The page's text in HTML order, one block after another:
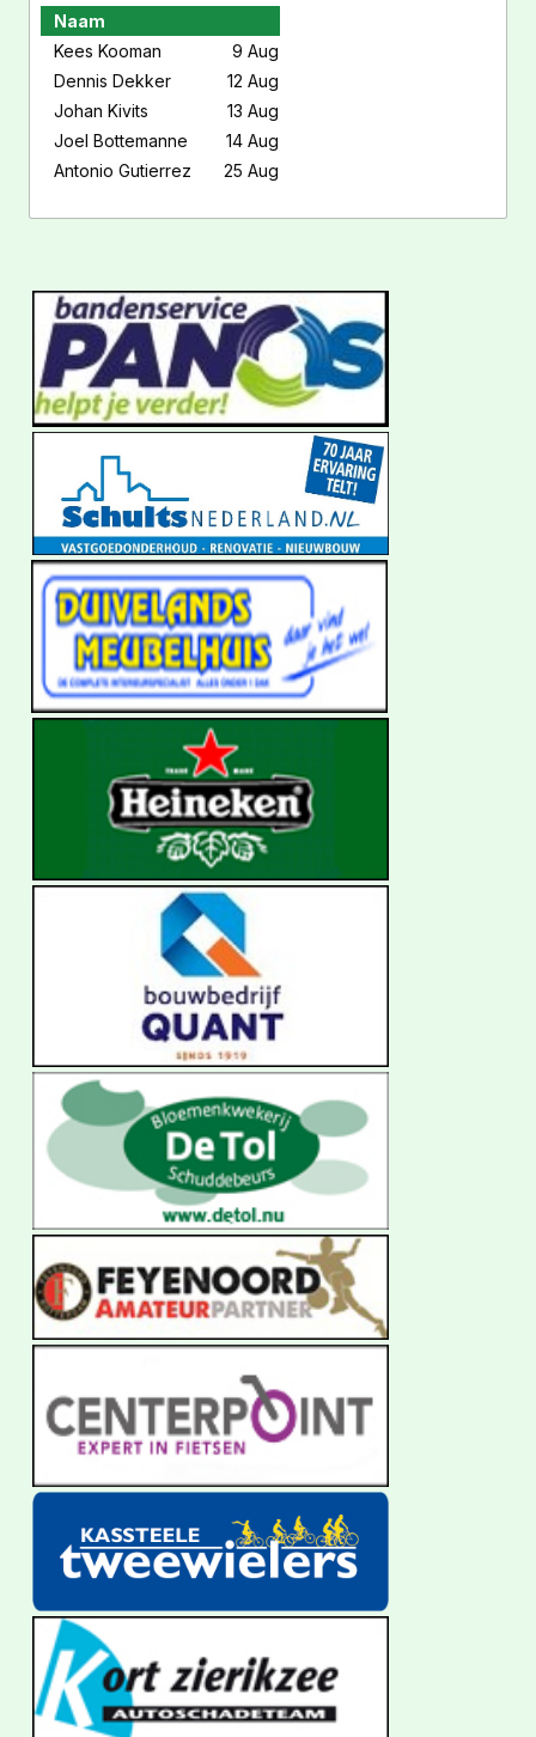
Naam
Kees Kooman
9 Aug
Dennis Dekker
12 Aug
Johan Kivits
13 Aug
Joel Bottemanne
14 Aug
Antonio Gutierrez
25 Aug